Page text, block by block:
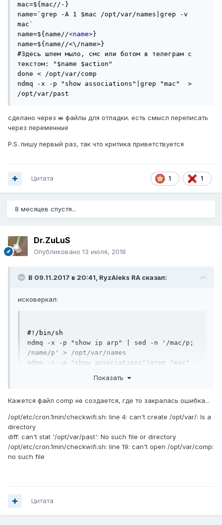
mac=${mac//-}
name=`grep -A 1 $mac /opt/var/names|grep -v
mac`
name=${name//<name>}
name=${name//<\/name>}
#Здесь шлем мыло, смс или ботом в телеграм с
текстом: "$name $action"
done < /opt/var/comp
ndmq -x -p "show associations"|grep "mac"  >
/opt/var/past
сделано через ж файлы для отладки. есть смысл переписать
через переменные
P.S. пишу первый раз, так что критика приветствуется
1 1
Цитата
8 месяцев спустя...
Dr.ZuLuS
Опубликовано 13 июля, 2018
В 09.11.2017 в 20:41, RyzAleks RA сказал:
исковеркал:
#!/bin/sh
ndmq -x -p "show ip arp" | sed -n '/mac/p;
/name/p' > /opt/var/names
ndmq -x -p "show associations"|grep "mac"
diff /opt/var/past /opt/var/present|grep
while read line
if test "${line:0:1}" = '+'; then
action="connect"
action="disconnect"
mac`
Показать
Кажется файл comp не создается, где то закралась ошибка...
/opt/etc/cron.1min/checkwifi.sh: line 4: can't create /opt/var/: Is a
directory
diff: can't stat '/opt/var/past': No such file or directory
/opt/etc/cron.1min/checkwifi.sh: line 19: can't open /opt/var/comp:
no such file
Цитата